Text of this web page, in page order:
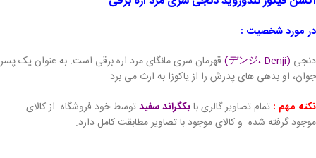
در مورد شخصیت :
دنجی (デンジ، Denji)
قهرمان سری مانگای مرد اره برقی است. به عنوان یک پسر
جوان، او بدهی های پدرش را از یاکوزا به ارث می برد
نکته مهم : تمام تصاویر گالری بابکگراند سفیدتوسط خود فروشگاه از کالای
موجود گرفته شده و کالای موجود با تصاویر مطابقت کامل دارد.